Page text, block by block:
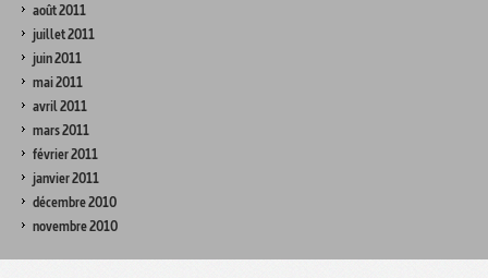
août 2011
juillet 2011
juin 2011
mai 2011
avril 2011
mars 2011
février 2011
janvier 2011
décembre 2010
novembre 2010